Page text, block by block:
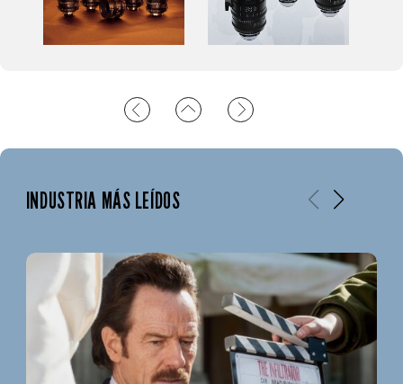
INDUSTRIA MÁS LEÍDOS